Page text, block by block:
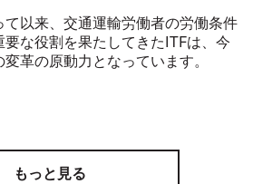
以来、交通運輸労働者の労働条件
な役割を果たしてきたITFは、今
革の原動力となっています。
もっと見る